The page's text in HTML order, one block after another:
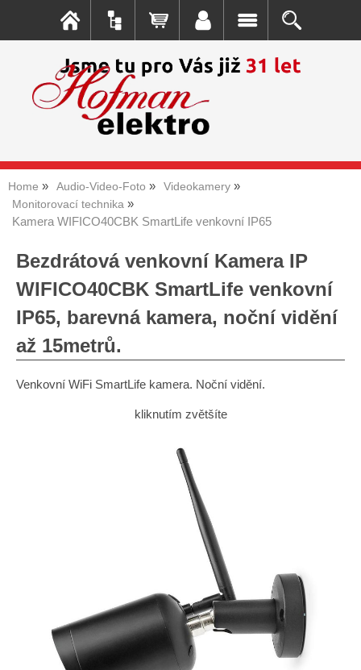
Home Audio-Video-Foto
Videokamery
Monitorovací technika
Kamera WIFICO40CBK SmartLife venkovní IP65
Bezdrátová venkovní Kamera IP
WIFICO40CBK SmartLife venkovní
IP65, barevná kamera, noční vidění
až 15metrů.
Venkovní WiFi SmartLife kamera. Noční vidění.
kliknutím zvětšíte